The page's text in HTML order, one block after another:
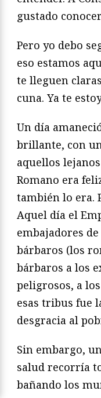
gustado
Pero yo debo
eso estamos
te lleguen
cuna. Ya te
Un día
brillante, con
aquellos
Romano era
también lo era.
Aquel día el
embajadores
bárbaros (los
bárbaros a los
peligrosos, a
esas tribus fue
desgracia al
Sin embargo,
salud recorría
bañando los